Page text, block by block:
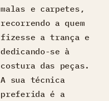
malas e carpetes,
recorrendo a quem
fizesse a trança e
dedicando-se à
costura das peças.
A sua técnica
preferida é a